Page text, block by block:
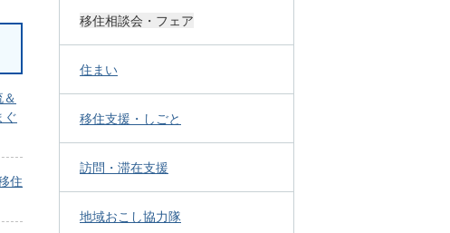
ぐ
住
移住相談会・フェア
住まい
移住支援・しごと
訪問・滞在支援
地域おこし協力隊